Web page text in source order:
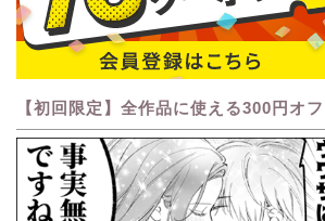
【初回限定】全作品に使える300円オ